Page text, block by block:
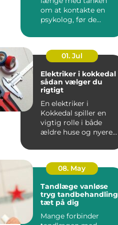
om at kontakte en
psykolog, før de
01. Jul
Elektriker i kokkedal
sådan vælger du
rigtigt
En elektriker i
Kokkedal spiller en
vigtig rolle i både
ældre huse og nyere
Elinstallatione...
08. May
Tandlæge vanløse
tryg tandbehandling
tæt på dig
Mange forbinder